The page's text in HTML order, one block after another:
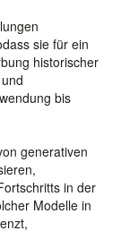
sie für ein
historischer
bis
generativen
in der
Modelle in